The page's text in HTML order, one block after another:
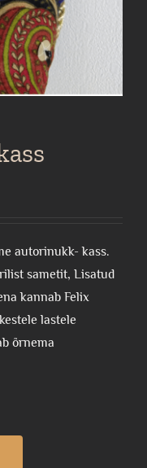
autorinukk- kass.
sametit, Lisatud
kannab Felix
lastele
õrnema